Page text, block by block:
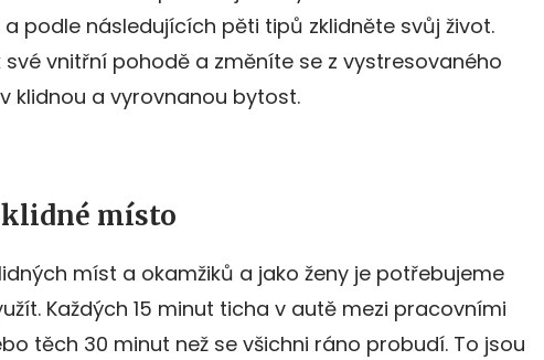
podle následujících pěti tipů zklidněte svůj život.
své vnitřní pohodě a změníte se z vystresovaného
klidnou a vyrovnanou bytost.
klidné místo
míst a okamžiků a jako ženy je potřebujeme
Každých 15 minut ticha v autě mezi pracovními
těch 30 minut než se všichni ráno probudí. To jsou